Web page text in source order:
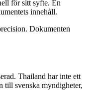
för sitt syfte. En
innehåll.
Dokumenten
Thailand har inte ett
till svenska myndigheter,